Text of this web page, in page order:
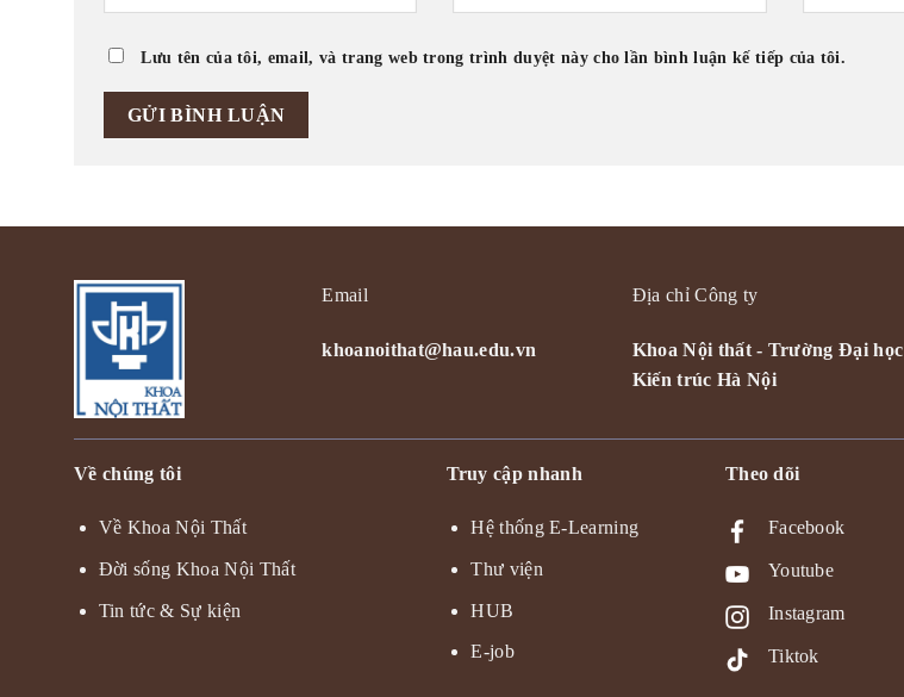
Lưu tên của tôi, email, và trang web trong trình duyệt này cho lần bình luận kế tiếp của tôi.
Email
khoanoithat@hau.edu.vn
Địa chỉ Công ty
Khoa Nội thất - Trường Đại học
Kiến trúc Hà Nội
Về chúng tôi
Về Khoa Nội Thất
Đời sống Khoa Nội Thất
Tin tức & Sự kiện
Truy cập nhanh
Hệ thống E-Learning
Thư viện
HUB
E-job
Theo dõi
Facebook
Youtube
Instagram
Tiktok